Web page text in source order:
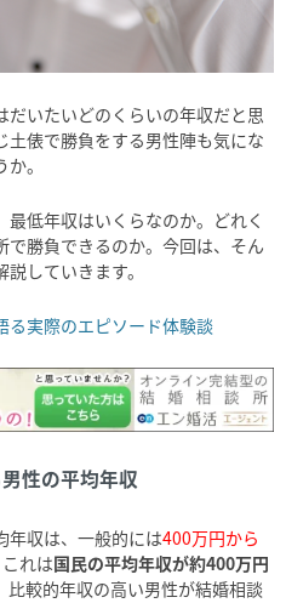
いたいどのくらいの年収だと思
俵で勝負をする男性陣も気にな
。
低年収はいくらなのか。どれく
で勝負できるのか。今回は、そん
していきます。
実際のエピソード体験談
性の平均年収
年収は、一般的には400万円から
れは国民の平均年収が約400万円
比較的年収の高い男性が結婚相談